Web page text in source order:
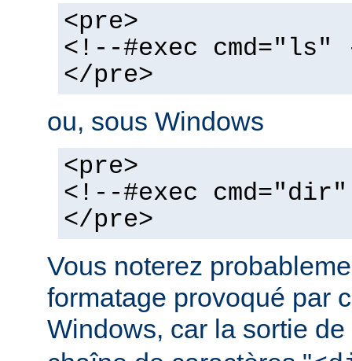
<pre>
<!--#exec cmd="ls"
</pre>
ou, sous Windows
<pre>
<!--#exec
</pre>
Vous noterez
formatage provoqué par
Windows, car la sortie de